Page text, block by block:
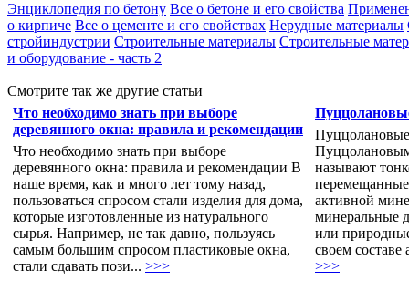
Энциклопедия по бетону Все о бетоне и его свойства
о кирпиче Все о цементе и его свойствах Нерудные материалы
стройиндустрии Строительные материалы Строительные
и оборудование - часть 2
Смотрите так же другие статьи
Что необходимо знать при выборе
деревянного окна: правила и рекомендации
Что необходимо знать при выборе
деревянного окна: правила и рекомендации В
наше время, как и много лет тому назад,
пользоваться спросом стали изделия для дома,
которые изготовленные из натурального
сырья. Например, не так давно, пользуясь
самым большим спросом пластиковые окна,
стали сдавать пози... >>>
называют
активной
минеральные
или
своем
>>>